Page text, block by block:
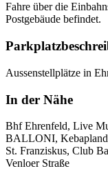
Fahre über die
Postgebäude befindet.
Aussenstellplätze in
In der Nähe
Bhf Ehrenfeld, Live
BALLONI,
St. Franziskus, Club
Venloer Straße